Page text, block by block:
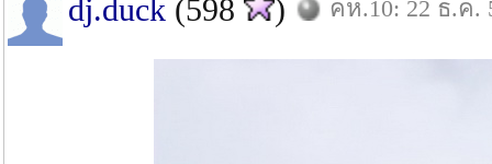
dj.duck (598 ) คห.10: 22 ธ.ค.